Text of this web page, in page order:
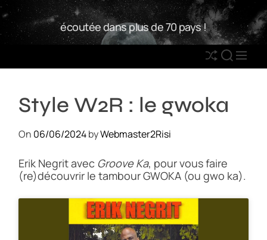
S
k
i
W
2
R
écoutée dans plus de 70 pays !
S
h
ff
l
S
E
R
C
M
E
Style W2R : le gwoka
On 06/06/2024byWebmaster2Risi
Erik Negrit avec Groove Ka, pour vous faire
(re)découvrir le tambour GWOKA (ou gwo ka).